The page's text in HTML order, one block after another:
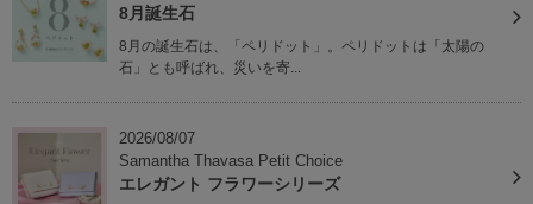
8月誕生石
8月の誕生石は、「ペリドット」。ペリドットは「太陽の
石」とも呼ばれ、災いを寄...
2026/08/07
Samantha Thavasa Petit Choice
エレガント フラワーシリーズ